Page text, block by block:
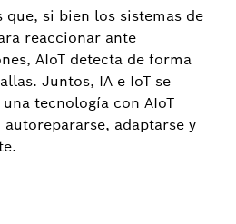
que, si bien los sistemas de
reaccionar ante
AIoT detecta de forma
Juntos, IA e IoT se
tecnología con AIoT
adaptarse y